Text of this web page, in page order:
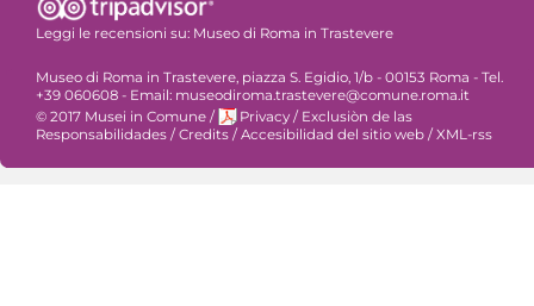
Leggi le recensioni su: Museo di Roma in Trastevere
Museo di Roma in Trastevere, piazza S. Egidio, 1/b - 00153 Roma - Tel.
+39 060608 - Email: museodiroma.trastevere@comune.roma.it
© 2017 Musei in Comune / Privacy / Exclusiòn de las
Responsabilidades /Credits /Accesibilidad del sitio web /XML-rss